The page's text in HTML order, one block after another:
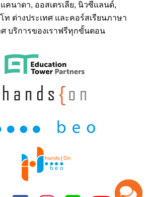
คนาดา, ออสเตรเลีย, นิวซีแลนด์,
ท ต่างประเทศ และคอร์สเรียนภาษา
บริการของเราฟรีทุกขั้นตอน